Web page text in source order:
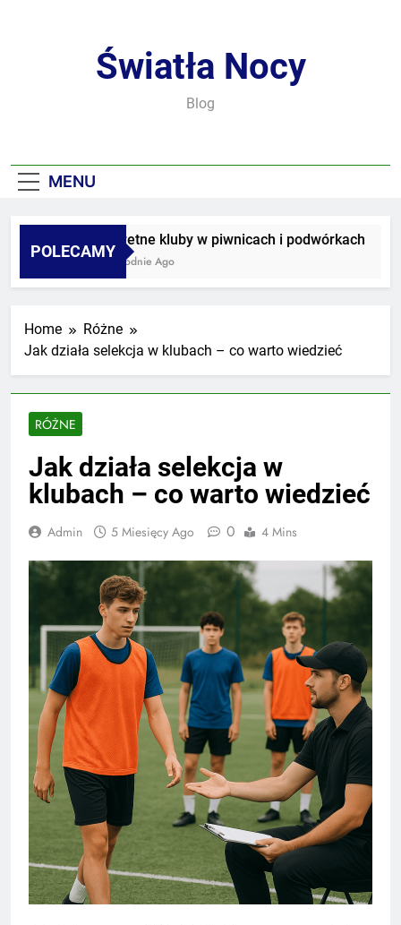
Światła Nocy
Blog
MENU
POLECAMY
Sekretne kluby w piwnicach i podwórkach
3 Tygodnie Ago
Home
Różne
Jak działa selekcja w klubach – co warto wiedzieć
RÓŻNE
Jak działa selekcja w
klubach – co warto wiedzieć
Admin 5 Miesięcy Ago 0 4 Mins